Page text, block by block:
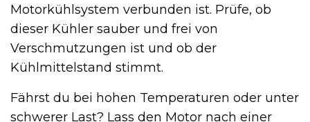
Motorkühlsystem verbunden ist. Prüfe, ob
dieser Kühler sauber und frei von
Verschmutzungen ist und ob der
Kühlmittelstand stimmt.
Fährst du bei hohen Temperaturen oder unter
schwerer Last? Lass den Motor nach einer